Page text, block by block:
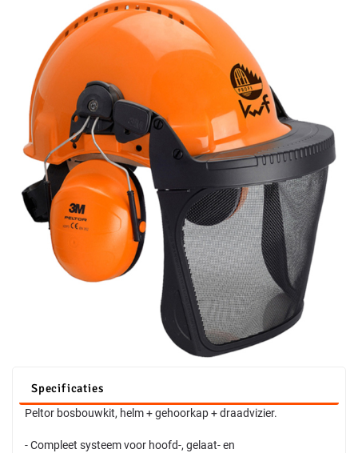
Specificaties
Peltor bosbouwkit, helm + gehoorkap + draadvizier.
- Compleet systeem voor hoofd-, gelaat- en